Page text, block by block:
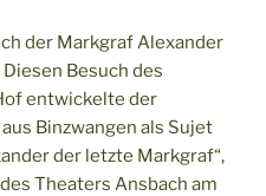
der Markgraf Alexander
Besuch des
entwickelte der
Binzwangen als Sujet
der letzte Markgraf“,
Theaters Ansbach am